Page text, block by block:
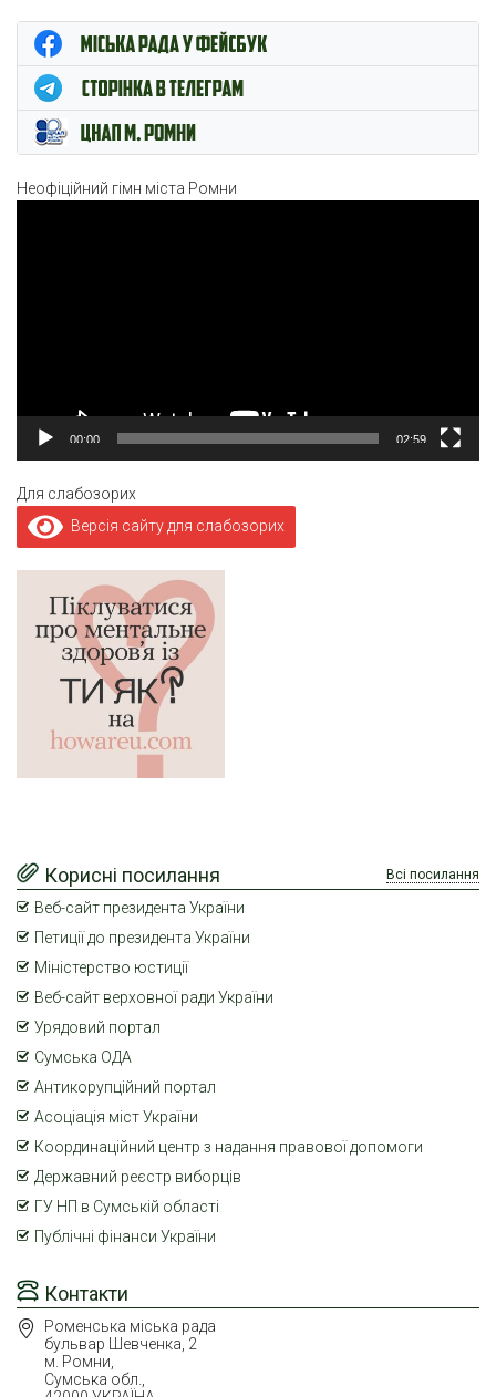
ЦНАП м. Ромни
Неофіційний гімн міста Ромни
00:00 02:59
Для слабозорих
Версія сайту для слабозорих
Контакти
Роменська міська рада
бульвар Шевченка, 2
м. Ромни,
Сумська обл.,
Корисні посилання Всі посилання
Веб-сайт президента України
Петиції до президента України
Міністерство юстиції
Веб-сайт верховної ради України
Урядовий портал
Сумська ОДА
Антикорупційний портал
Асоціація міст України
Координаційний центр з надання правової допомоги
Державний реєстр виборців
ГУ НП в Сумській області
Публічні фінанси України